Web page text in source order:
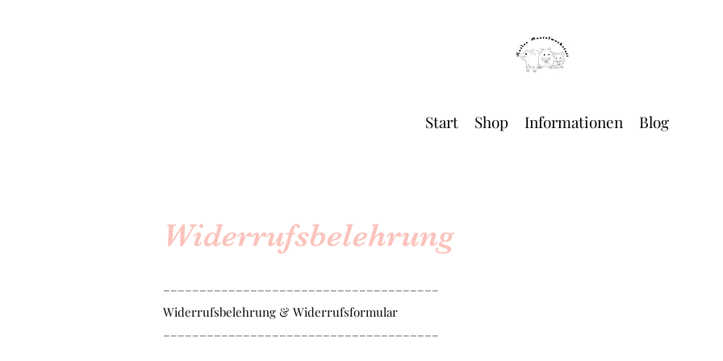
Start Shop Informationen Blog
Widerrufsbelehrung
––––––––––––––––––––––––––––––––––––––
Widerrufsbelehrung & Widerrufsformular
––––––––––––––––––––––––––––––––––––––